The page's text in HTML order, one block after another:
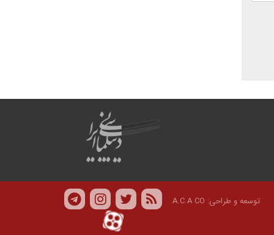
توسعه و طراحی: A.C.A CO